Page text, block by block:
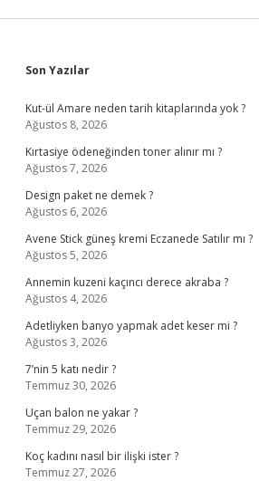
Sidebar
Son Yazılar
Kut-ül Amare neden tarih kitaplarında yok ?
Ağustos 8, 2026
Kırtasiye ödeneğinden toner alınır mı ?
Ağustos 7, 2026
Design paket ne demek ?
Ağustos 6, 2026
Avene Stick güneş kremi Eczanede Satılır mı ?
Ağustos 5, 2026
Annemin kuzeni kaçıncı derece akraba ?
Ağustos 4, 2026
Adetliyken banyo yapmak adet keser mi ?
Ağustos 3, 2026
7’nin 5 katı nedir ?
Temmuz 30, 2026
Uçan balon ne yakar ?
Temmuz 29, 2026
Koç kadını nasıl bir ilişki ister ?
Temmuz 27, 2026